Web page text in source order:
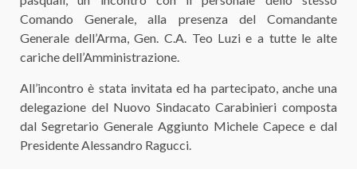
Comando Generale, alla presenza del Comandante
Generale dell’Arma, Gen. C.A. Teo Luzi e a tutte le alte
cariche dell’Amministrazione.
All’incontro è stata invitata ed ha partecipato, anche una
delegazione del Nuovo Sindacato Carabinieri composta
dal Segretario Generale Aggiunto Michele Capece e dal
Presidente Alessandro Ragucci.